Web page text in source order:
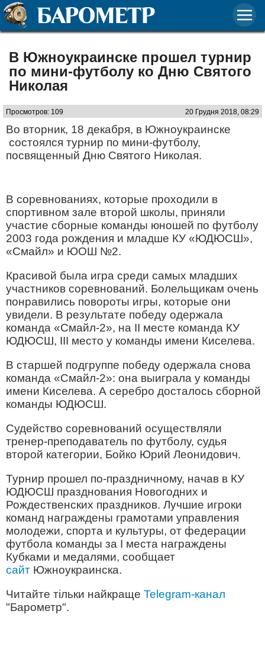
В Южноукраинске прошел турнир
по мини-футболу ко Дню Святого
Николая
Просмотров: 109 20 Грудня 2018, 08:29
Во вторник, 18 декабря, в Южноукраинске
состоялся турнир по мини-футболу,
посвященный Дню Святого Николая.
В соревнованиях, которые проходили в
спортивном зале второй школы, приняли
участие сборные команды юношей по футболу
2003 года рождения и младше КУ «ЮДЮСШ»,
«Смайл» и ЮОШ №2.
Красивой была игра среди самых младших
участников соревнований. Болельщикам очень
понравились повороты игры, которые они
увидели. В результате победу одержала
команда «Смайл-2», на II месте команда КУ
ЮДЮСШ, III место у команды имени Киселева.
В старшей подгруппе победу одержала снова
команда «Смайл-2»: она выиграла у команды
имени Киселева. А серебро досталось сборной
команды ЮДЮСШ.
Судейство соревнований осуществляли
тренер-преподаватель по футболу, судья
второй категории, Бойко Юрий Леонидович.
Турнир прошел по-праздничному, начав в КУ
ЮДЮСШ празднования Новогодних и
Рождественских праздников. Лучшие игроки
команд награждены грамотами управления
молодежи, спорта и культуры, от федерации
футбола команды за I места награждены
Кубками и медалями, сообщает
сайт Южноукраинска.
Читайте тільки найкраще Telegram-канал
"Барометр".